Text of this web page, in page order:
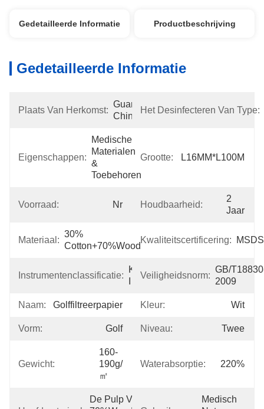
Gedetailleerde Informatie Productbeschrijving
Gedetailleerde Informatie
Plaats Van Herkomst:
Guangdong,
China
Het Desinfecteren Van Type:
Eigenschappen:
Medische
Materialen
&
Toebehoren
Grootte: L16MM*L100M
Voorraad: Nr Houdbaarheid:
2
Jaar
Materiaal:
30%
Cotton+70%wood
Kwaliteitscertificering: MSDS
Instrumentenclassificatie:
Klasse
Veiligheidsnorm:
GB/
2009
Naam: Golffiltreerpapier Kleur: Wit
Vorm: Golf Niveau: Twee
Gewicht:
160-
190g/
㎡
Waterabsorptie: 220%
De Pulp Van
Medisch